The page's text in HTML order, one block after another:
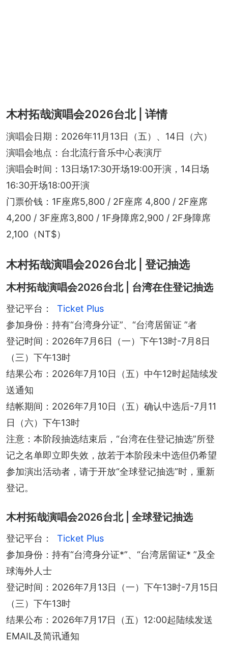
木村拓哉演唱会2026台北 | 详情
演唱会日期：2026年11月13日（五）、14日（六）
演唱会地点：台北流行音乐中心表演厅
演唱会时间：13日场17:30开场19:00开演，14日场
16:30开场18:00开演
门票价钱：1F座席5,800 / 2F座席 4,800 / 2F座席
4,200 / 3F座席3,800 / 1F身障席2,900 / 2F身障席
2,100（NT$）
木村拓哉演唱会2026台北 | 登记抽选
木村拓哉演唱会2026台北 | 台湾在住登记抽选
登记平台：
Ticket Plus
参加身份：持有“台湾身分证”、“台湾居留证 ”者
登记时间：2026年7月6日（一）下午13时-7月8日
（三）下午13时
结果公布：2026年7月10日（五）中午12时起陆续发
送通知
结帐期间：2026年7月10日（五）确认中选后-7月11
日（六）下午13时
注意：本阶段抽选结束后，“台湾在住登记抽选”所登
记之名单即立即失效，故若于本阶段未中选但仍希望
参加演出活动者，请于开放“全球登记抽选”时，重新
登记。
木村拓哉演唱会2026台北 | 全球登记抽选
登记平台：
参加身份：持有“台湾身分证*”、“台湾居留证* ”及全
球海外人士
登记时间：2026年7月13日（一）下午13时-7月15日
（三）下午13时
结果公布：2026年7月17日（五）12:00起陆续发送
EMAIL及简讯通知